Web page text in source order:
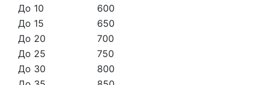
До 10
600
До 15
650
До 20
700
До 25
750
До 30
800